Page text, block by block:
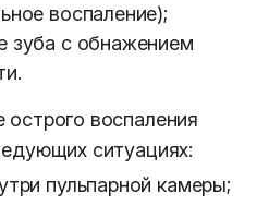
воспаление);
зуба с обнажением
воспаления
ситуациях:
пульпарной камеры;